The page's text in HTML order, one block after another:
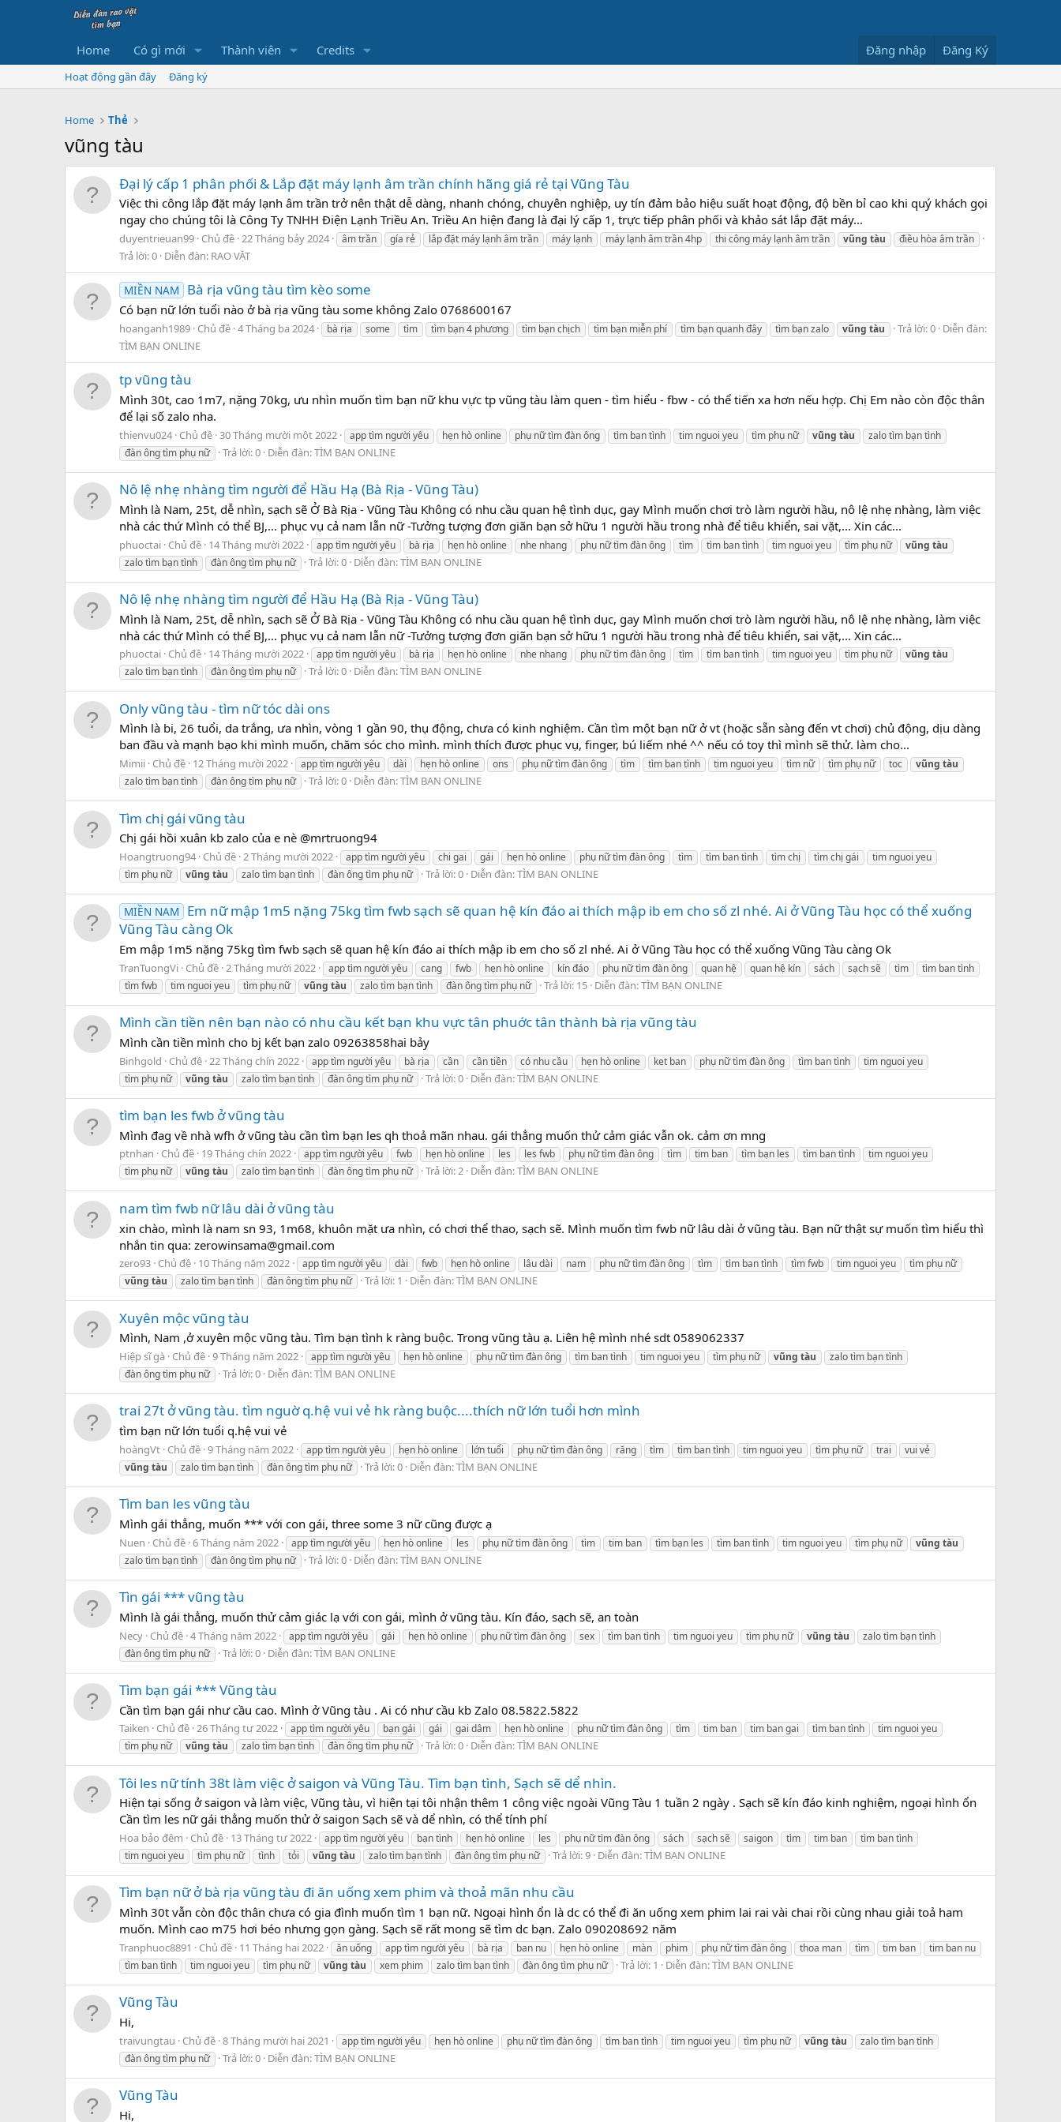
Home Có gì mới Thành viên Credits Đăng nhập Đăng Ký
Hoạt động gần đây Đăng ký
Home Thẻ
vũng tàu
Đại lý cấp 1 phân phối & Lắp đặt máy lạnh âm trần chính hãng giá rẻ tại Vũng Tàu
Việc thi công lắp đặt máy lạnh âm trần trở nên thật dễ dàng, nhanh chóng, chuyên nghiệp, uy tín đảm bảo hiệu suất hoạt động, độ bền bỉ cao khi quý khách gọi
ngay cho chúng tôi là Công Ty TNHH Điện Lạnh Triều An. Triều An hiện đang là đại lý cấp 1, trực tiếp phân phối và khảo sát lắp đặt máy...
duyentrieuan99 Chủ đề 22 Tháng bảy 2024 âm trần gía rẻ lắp đặt máy lạnh âm trần máy lạnh máy lạnh âm trần 4hp thi công máy lạnh âm trần vũng tàu điều hòa âm trần
Trả lời: 0 Diễn đàn: RAO VẶT
MIỀN NAM Bà rịa vũng tàu tìm kèo some
Có bạn nữ lớn tuổi nào ở bà rịa vũng tàu some không Zalo 0768600167
hoanganh1989 Chủ đề 4 Tháng ba 2024 bà rịa some tìm tìm bạn 4 phương tìm bạn chịch tìm bạn miễn phí tìm bạn quanh đây tìm bạn zalo vũng tàu Trả lời: 0 Diễn đàn:
TÌM BẠN ONLINE
tp vũng tàu
Mình 30t, cao 1m7, nặng 70kg, ưu nhìn muốn tìm bạn nữ khu vực tp vũng tàu làm quen - tìm hiểu - fbw - có thể tiến xa hơn nếu hợp. Chị Em nào còn độc thân
để lại số zalo nha.
thienvu024 Chủ đề 30 Tháng mười một 2022 app tìm người yêu hẹn hò online phụ nữ tìm đàn ông tìm ban tình tim nguoi yeu tìm phụ nữ vũng tàu
zalo tìm bạn tình
đàn ông tìm phụ nữ
Trả lời: 0 Diễn đàn:TÌM BẠN ONLINE
Nô lệ nhẹ nhàng tìm người để Hầu Hạ (Bà Rịa - Vũng Tàu)
Mình là Nam, 25t, dễ nhìn, sạch sẽ Ở Bà Rịa - Vũng Tàu Không có nhu cầu quan hệ tình dục, gay Mình muốn chơi trò làm người hầu, nô lệ nhẹ nhàng, làm việc
nhà các thứ Mình có thể BJ,... phục vụ cả nam lẫn nữ -Tưởng tượng đơn giãn bạn sở hữu 1 người hầu trong nhà để tiêu khiển, sai vặt,... Xin các...
phuoctai Chủ đề 14 Tháng mười 2022 app tìm người yêu bà rịa hẹn hò online nhe nhang phụ nữ tìm đàn ông tìm tìm ban tình tim nguoi yeu tìm phụ nữ vũng tàu
zalo tìm bạn tình
đàn ông tìm phụ nữ Trả lời: 0 Diễn đàn:TÌM BẠN ONLINE
Nô lệ nhẹ nhàng tìm người để Hầu Hạ (Bà Rịa - Vũng Tàu)
Mình là Nam, 25t, dễ nhìn, sạch sẽ Ở Bà Rịa - Vũng Tàu Không có nhu cầu quan hệ tình dục, gay Mình muốn chơi trò làm người hầu, nô lệ nhẹ nhàng, làm việc
nhà các thứ Mình có thể BJ,... phục vụ cả nam lẫn nữ -Tưởng tượng đơn giãn bạn sở hữu 1 người hầu trong nhà để tiêu khiển, sai vặt,... Xin các...
phuoctai Chủ đề 14 Tháng mười 2022 app tìm người yêu bà rịa hẹn hò online nhe nhang phụ nữ tìm đàn ông tìm tìm ban tình tim nguoi yeu tìm phụ nữ vũng tàu
zalo tìm bạn tình
đàn ông tìm phụ nữ Trả lời: 0 Diễn đàn:TÌM BẠN ONLINE
Only vũng tàu - tìm nữ tóc dài ons
Mình là bi, 26 tuổi, da trắng, ưa nhìn, vòng 1 gần 90, thụ động, chưa có kinh nghiệm. Cần tìm một bạn nữ ở vt (hoặc sẵn sàng đến vt chơi) chủ động, dịu dàng
ban đầu và mạnh bạo khi mình muốn, chăm sóc cho mình. mình thích được phục vụ, finger, bú liếm nhé ^^ nếu có toy thì mình sẽ thử. làm cho...
Mimii Chủ đề 12 Tháng mười 2022 app tìm người yêu dài hẹn hò online ons phụ nữ tìm đàn ông tìm tìm ban tình tim nguoi yeu tìm nữ tìm phụ nữ toc vũng tàu
zalo tìm bạn tình
đàn ông tìm phụ nữ Trả lời: 0 Diễn đàn:TÌM BẠN ONLINE
Tìm chị gái vũng tàu
Chị gái hồi xuân kb zalo của e nè @mrtruong94
Hoangtruong94 Chủ đề 2 Tháng mười 2022 app tìm người yêu chi gai gái hẹn hò online phụ nữ tìm đàn ông tìm tìm ban tình tìm chị tìm chị gái
tim nguoi yeu
tìm phụ nữ
vũng tàu zalo tìm bạn tình đàn ông tìm phụ nữ Trả lời: 0 Diễn đàn:TÌM BẠN ONLINE
MIỀN NAM
Em nữ mập 1m5 nặng 75kg tìm fwb sạch sẽ quan hệ kín đáo ai thích mập ib em cho số zl nhé. Ai ở Vũng Tàu học có thể xuống
Vũng Tàu càng Ok
Em mập 1m5 nặng 75kg tìm fwb sạch sẽ quan hệ kín đáo ai thích mập ib em cho số zl nhé. Ai ở Vũng Tàu học có thể xuống Vũng Tàu càng Ok
TranTuongVi Chủ đề 2 Tháng mười 2022 app tìm người yêu cang fwb hẹn hò online kín đáo phụ nữ tìm đàn ông quan hệ quan hệ kín sách sạch sẽ tìm
tìm ban tình
tìm fwb
tim nguoi yeu tìm phụ nữ vũng tàu zalo tìm bạn tình đàn ông tìm phụ nữ Trả lời: 15 Diễn đàn:TÌM BẠN ONLINE
Mình cần tiền nên bạn nào có nhu cầu kết bạn khu vực tân phuớc tân thành bà rịa vũng tàu
Mình cần tiền mình cho bj kết bạn zalo 09263858hai bảy
Binhgold Chủ đề 22 Tháng chín 2022 app tìm người yêu bà rịa cần cần tiền có nhu cầu hẹn hò online ket ban phụ nữ tìm đàn ông tìm ban tình
tim nguoi yeu
tìm phụ nữ
vũng tàu zalo tìm bạn tình đàn ông tìm phụ nữ Trả lời: 0 Diễn đàn:TÌM BẠN ONLINE
tìm bạn les fwb ở vũng tàu
Mình đag về nhà wfh ở vũng tàu cần tìm bạn les qh thoả mãn nhau. gái thẳng muốn thử cảm giác vẫn ok. cảm ơn mng
ptnhan Chủ đề 19 Tháng chín 2022 app tìm người yêu fwb hẹn hò online les les fwb phụ nữ tìm đàn ông tìm tim ban tìm bạn les tìm ban tình
tim nguoi yeu
tìm phụ nữ
vũng tàu zalo tìm bạn tình đàn ông tìm phụ nữ Trả lời: 2 Diễn đàn:TÌM BẠN ONLINE
nam tìm fwb nữ lâu dài ở vũng tàu
xin chào, mình là nam sn 93, 1m68, khuôn mặt ưa nhìn, có chơi thể thao, sạch sẽ. Mình muốn tìm fwb nữ lâu dài ở vũng tàu. Bạn nữ thật sự muốn tìm hiểu thì
nhắn tin qua: zerowinsama@gmail.com
zero93 Chủ đề 10 Tháng năm 2022 app tìm người yêu dài fwb hẹn hò online lâu dài nam phụ nữ tìm đàn ông tìm tìm ban tình tìm fwb tim nguoi yeu
tìm phụ nữ
vũng tàu zalo tìm bạn tình đàn ông tìm phụ nữ Trả lời: 1 Diễn đàn:TÌM BẠN ONLINE
Xuyên mộc vũng tàu
Mình, Nam ,ở xuyên mộc vũng tàu. Tìm bạn tình k ràng buộc. Trong vũng tàu ạ. Liên hệ mình nhé sdt 0589062337
Hiệp sĩ gà Chủ đề 9 Tháng năm 2022 app tìm người yêu hẹn hò online phụ nữ tìm đàn ông tìm ban tình tim nguoi yeu tìm phụ nữ vũng tàu
zalo tìm bạn tình
đàn ông tìm phụ nữ
Trả lời: 0 Diễn đàn:TÌM BẠN ONLINE
trai 27t ở vũng tàu. tìm nguờ q.hệ vui vẻ hk ràng buộc....thích nữ lớn tuổi hơn mình
tìm bạn nữ lớn tuổi q.hệ vui vẻ
hoàngVt Chủ đề 9 Tháng năm 2022 app tìm người yêu hẹn hò online lớn tuổi phụ nữ tìm đàn ông răng tìm tìm ban tình tim nguoi yeu tìm phụ nữ trai
vui vẻ
vũng tàu zalo tìm bạn tình đàn ông tìm phụ nữ Trả lời: 0 Diễn đàn:TÌM BẠN ONLINE
Tìm ban les vũng tàu
Mình gái thẳng, muốn *** với con gái, three some 3 nữ cũng được ạ
Nuen Chủ đề 6 Tháng năm 2022 app tìm người yêu hẹn hò online les phụ nữ tìm đàn ông tìm tim ban tìm bạn les tìm ban tình tim nguoi yeu tìm phụ nữ vũng tàu
zalo tìm bạn tình
đàn ông tìm phụ nữ Trả lời: 0 Diễn đàn:TÌM BẠN ONLINE
Tìn gái *** vũng tàu
Mình là gái thẳng, muốn thử cảm giác lạ với con gái, mình ở vũng tàu. Kín đáo, sạch sẽ, an toàn
Necy Chủ đề 4 Tháng năm 2022 app tìm người yêu gái hẹn hò online phụ nữ tìm đàn ông sex tìm ban tình tim nguoi yeu tìm phụ nữ vũng tàu
zalo tìm bạn tình
đàn ông tìm phụ nữ
Trả lời: 0 Diễn đàn:TÌM BẠN ONLINE
Tìm bạn gái *** Vũng tàu
Cần tìm bạn gái như cầu cao. Mình ở Vũng tàu . Ai có như cầu kb Zalo 08.5822.5822
Taiken Chủ đề 26 Tháng tư 2022 app tìm người yêu bạn gái gái gai dâm hẹn hò online phụ nữ tìm đàn ông tìm tim ban tim ban gai tìm ban tình
tim nguoi yeu
tìm phụ nữ
vũng tàu zalo tìm bạn tình đàn ông tìm phụ nữ Trả lời: 0 Diễn đàn:TÌM BẠN ONLINE
Tôi les nữ tính 38t làm việc ở saigon và Vũng Tàu. Tìm bạn tình, Sạch sẽ dể nhìn.
Hiện tại sống ở saigon và làm việc, Vũng tàu, vì hiện tại tôi nhận thêm 1 công việc ngoài Vũng Tàu 1 tuần 2 ngày . Sạch sẽ kín đáo kinh nghiệm, ngoại hình ổn
Cần tìm les nữ gái thẳng muốn thử ở saigon Sạch sẽ và dể nhìn, có thể tính phí
Hoa bảo đêm Chủ đề 13 Tháng tư 2022 app tìm người yêu bạn tình hẹn hò online les phụ nữ tìm đàn ông sách sạch sẽ saigon tìm tim ban
tìm ban tình
tim nguoi yeu
tìm phụ nữ tình tỏi vũng tàu zalo tìm bạn tình đàn ông tìm phụ nữ Trả lời: 9 Diễn đàn:TÌM BẠN ONLINE
Tìm bạn nữ ở bà rịa vũng tàu đi ăn uống xem phim và thoả mãn nhu cầu
Mình 30t vẫn còn độc thân chưa có gia đình muốn tìm 1 bạn nữ. Ngoại hình ổn là dc có thể đi ăn uống xem phim lai rai vài chai rồi cùng nhau giải toả ham
muốn. Mình cao m75 hơi béo nhưng gọn gàng. Sạch sẽ rất mong sẽ tìm dc bạn. Zalo 090208692 năm
Tranphuoc8891 Chủ đề 11 Tháng hai 2022 ăn uống app tìm người yêu bà rịa ban nu hẹn hò online màn phim phụ nữ tìm đàn ông thoa man tìm tim ban
tim ban nu
tìm ban tình
tim nguoi yeu tìm phụ nữ vũng tàu xem phim zalo tìm bạn tình đàn ông tìm phụ nữ Trả lời: 1 Diễn đàn:TÌM BẠN ONLINE
Vũng Tàu
Hi,
traivungtau Chủ đề 8 Tháng mười hai 2021 app tìm người yêu hẹn hò online phụ nữ tìm đàn ông tìm ban tình tim nguoi yeu tìm phụ nữ vũng tàu
zalo tìm bạn tình
đàn ông tìm phụ nữ
Trả lời: 0 Diễn đàn:TÌM BẠN ONLINE
Vũng Tàu
Hi,